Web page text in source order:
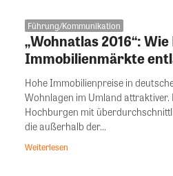
Führung/Kommunikation
„Wohnatlas 2016“:
Immobilienmärkte
Hohe Immobilienpreise in
Wohnlagen im Umland
Hochburgen mit
die außerhalb der...
Weiterlesen